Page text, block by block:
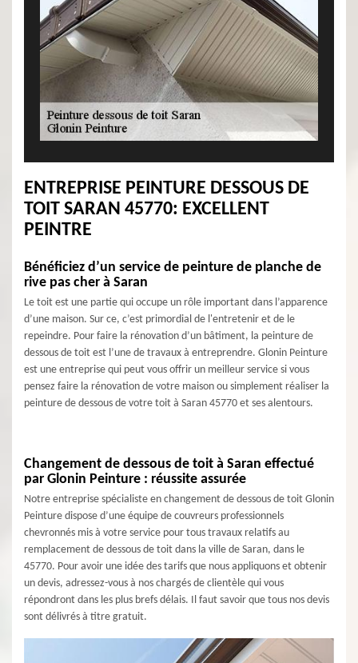
ENTREPRISE PEINTURE DESSOUS DE
TOIT SARAN 45770: EXCELLENT
PEINTRE
Bénéficiez d’un service de peinture de planche de
rive pas cher à Saran
Le toit est une partie qui occupe un rôle important dans l’apparence
d’une maison. Sur ce, c’est primordial de l'entretenir et de le
repeindre. Pour faire la rénovation d’un bâtiment, la peinture de
dessous de toit est l’une de travaux à entreprendre. Glonin Peinture
est une entreprise qui peut vous offrir un meilleur service si vous
pensez faire la rénovation de votre maison ou simplement réaliser la
peinture de dessous de votre toit à Saran 45770 et ses alentours.
Changement de dessous de toit à Saran effectué
par Glonin Peinture : réussite assurée
Notre entreprise spécialiste en changement de dessous de toit Glonin
Peinture dispose d’une équipe de couvreurs professionnels
chevronnés mis à votre service pour tous travaux relatifs au
remplacement de dessous de toit dans la ville de Saran, dans le
45770. Pour avoir une idée des tarifs que nous appliquons et obtenir
un devis, adressez-vous à nos chargés de clientèle qui vous
répondront dans les plus brefs délais. Il faut savoir que tous nos devis
sont délivrés à titre gratuit.